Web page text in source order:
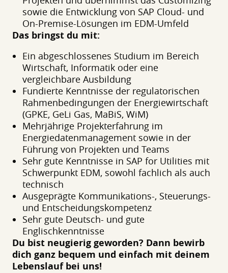
sowie die Entwicklung von SAP Cloud- und
On-Premise-Lösungen im EDM-Umfeld
Das bringst du mit:
Ein abgeschlossenes Studium im Bereich
Wirtschaft, Informatik oder eine
vergleichbare Ausbildung
Fundierte Kenntnisse der regulatorischen
Rahmenbedingungen der Energiewirtschaft
(GPKE, GeLi Gas, MaBiS, WiM)
Mehrjährige Projekterfahrung im
Energiedatenmanagement sowie in der
Führung von Projekten und Teams
Sehr gute Kenntnisse in SAP for Utilities mit
Schwerpunkt EDM, sowohl fachlich als auch
technisch
Ausgeprägte Kommunikations-, Steuerungs-
und Entscheidungskompetenz
Sehr gute Deutsch- und gute
Englischkenntnisse
Du bist neugierig geworden? Dann bewirb
dich ganz bequem und einfach mit deinem
Lebenslauf bei uns!